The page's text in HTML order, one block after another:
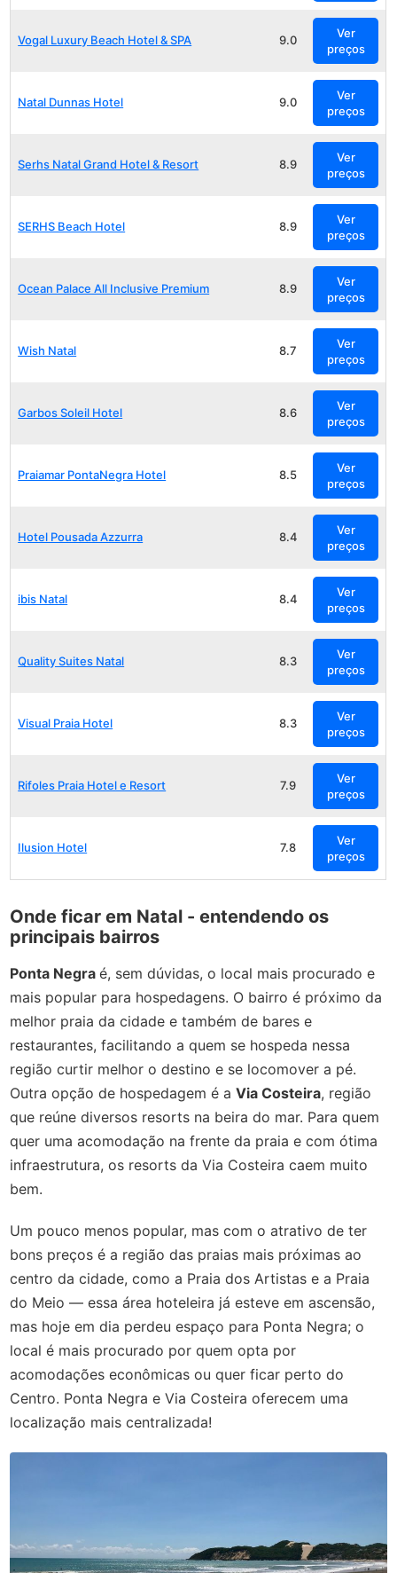
Vogal Luxury Beach Hotel & SPA 9.0
Ver
preços
Natal Dunnas Hotel 9.0
Ver
preços
Serhs Natal Grand Hotel & Resort 8.9
Ver
preços
SERHS Beach Hotel 8.9
Ver
preços
Ocean Palace All Inclusive Premium 8.9
Ver
preços
Wish Natal 8.7
Ver
preços
Garbos Soleil Hotel 8.6
Ver
preços
Praiamar PontaNegra Hotel 8.5
Ver
preços
Hotel Pousada Azzurra 8.4
Ver
preços
ibis Natal 8.4
Ver
preços
Quality Suites Natal 8.3
Ver
preços
Visual Praia Hotel 8.3
Ver
preços
Rifoles Praia Hotel e Resort 7.9
Ver
preços
Ilusion Hotel 7.8
Ver
preços
Onde ficar em Natal - entendendo os
principais bairros
Ponta Negraé, sem dúvidas, o local mais procurado e
mais popular para hospedagens. O bairro é próximo da
melhor praia da cidade e também de bares e
restaurantes, facilitando a quem se hospeda nessa
região curtir melhor o destino e se locomover a pé.
Outra opção de hospedagem é aVia Costeira, região
que reúne diversos resorts na beira do mar. Para quem
quer uma acomodação na frente da praia e com ótima
infraestrutura, os resorts da Via Costeira caem muito
bem.
Um pouco menos popular, mas com o atrativo de ter
bons preços é a região das praias mais próximas ao
centro da cidade, como a Praia dos Artistas e a Praia
do Meio — essa área hoteleira já esteve em ascensão,
mas hoje em dia perdeu espaço para Ponta Negra; o
local é mais procurado por quem opta por
acomodações econômicas ou quer ficar perto do
Centro. Ponta Negra e Via Costeira oferecem uma
localização mais centralizada!